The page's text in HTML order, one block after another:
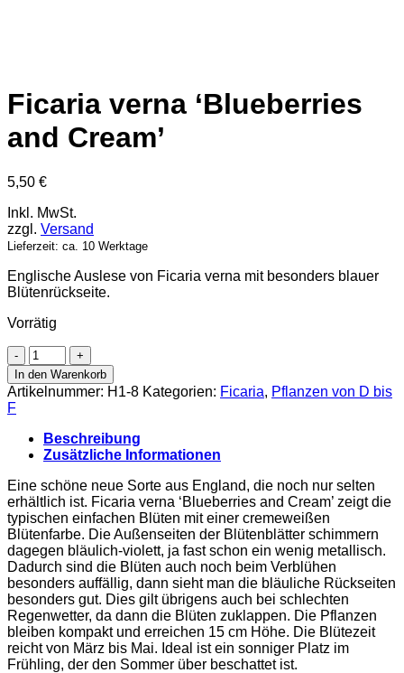
Ficaria verna ‘Blueberries
and Cream’
5,50 €
Inkl. MwSt.
zzgl. Versand
Lieferzeit: ca. 10 Werktage
Englische Auslese von Ficaria verna mit besonders blauer
Blütenrückseite.
Vorrätig
Ficaria
verna
'Blueberries
and
Menge
In den Warenkorb
Artikelnummer: H1-8 Kategorien: Ficaria, Pflanzen von D bis
F
Beschreibung
Zusätzliche Informationen
Eine schöne neue Sorte aus England, die noch nur selten
erhältlich ist. Ficaria verna ‘Blueberries and Cream’ zeigt die
typischen einfachen Blüten mit einer cremeweißen
Blütenfarbe. Die Außenseiten der Blütenblätter schimmern
dagegen bläulich-violett, ja fast schon ein wenig metallisch.
Dadurch sind die Blüten auch noch beim Verblühen
besonders auffällig, dann sieht man die bläuliche Rückseiten
besonders gut. Dies gilt übrigens auch bei schlechten
Regenwetter, da dann die Blüten zuklappen. Die Pflanzen
bleiben kompakt und erreichen 15 cm Höhe. Die Blütezeit
reicht von März bis Mai. Ideal ist ein sonniger Platz im
Frühling, der den Sommer über beschattet ist.